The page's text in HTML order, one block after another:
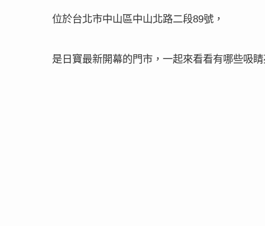
位於台北市中山區中山北路二段89號，
是日寶最新開幕的門市，一起來看看有哪些吸睛